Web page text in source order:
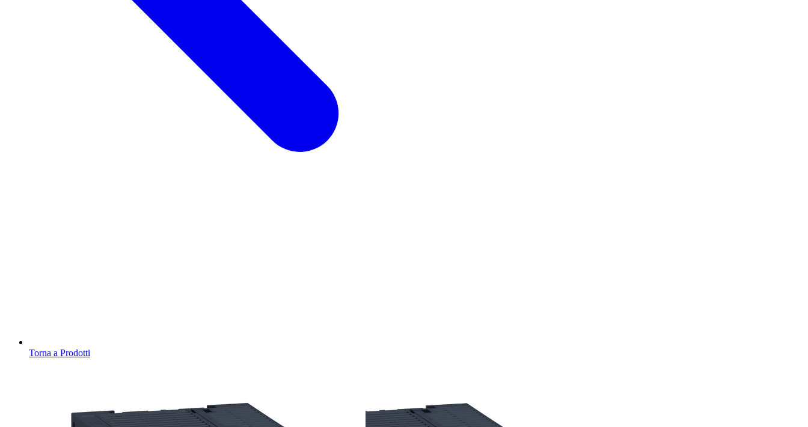
Torna a Prodotti